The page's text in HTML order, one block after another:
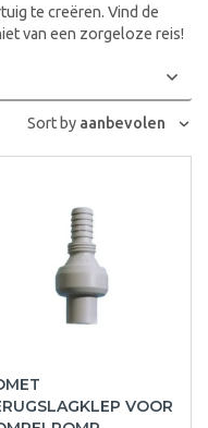
te creëren. Vind de
van een zorgeloze reis!
Sort by aanbevolen
VOOR